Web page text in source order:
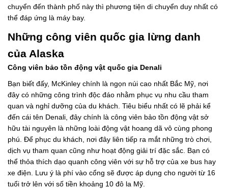
chuyển đến thành phố này thì phương tiện di chuyển duy nhất có
thể đáp ứng là máy bay.
Những công viên quốc gia lừng danh
của Alaska
Công viên bảo tồn động vật quốc gia Denali
Bạn biết đấy, McKinley chính là ngọn núi cao nhất Bắc Mỹ, nơi
đây có những công trình độc đáo nhằm phục vụ nhu cầu tham
quan và nghỉ dưỡng của du khách. Tiêu biểu nhất có lẽ phải kể
đến cái tên Denali, đây chính là công viên bảo tồn động vật sở
hữu tài nguyên là những loài động vật hoang dã vô cùng phong
phú. Để phục du khách, nơi đây liên tiếp ra mắt những trò chơi,
dịch vụ tham quan cũng như hoạt động giải trí đặc sắc. Bạn có
thể thỏa thích dạo quanh công viên với sự hỗ trợ của xe bus hay
xe điện. Lưu ý là phí vào cổng sẽ được áp dụng cho người từ 16
tuổi trở lên với số tiền khoảng 10 đô la Mỹ.